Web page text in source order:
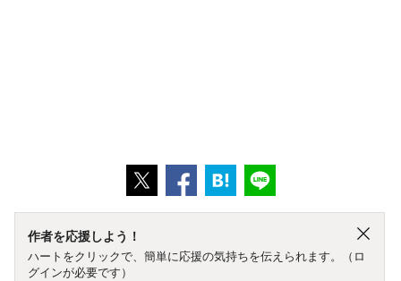
作者を応援しよう！
ハートをクリックで、簡単に応援の気持ちを伝えられます。（ロ
グインが必要です）